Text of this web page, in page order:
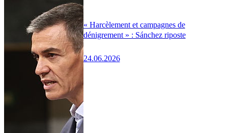
« Harcèlement et campagnes de
dénigrement » : Sánchez riposte
24.06.2026